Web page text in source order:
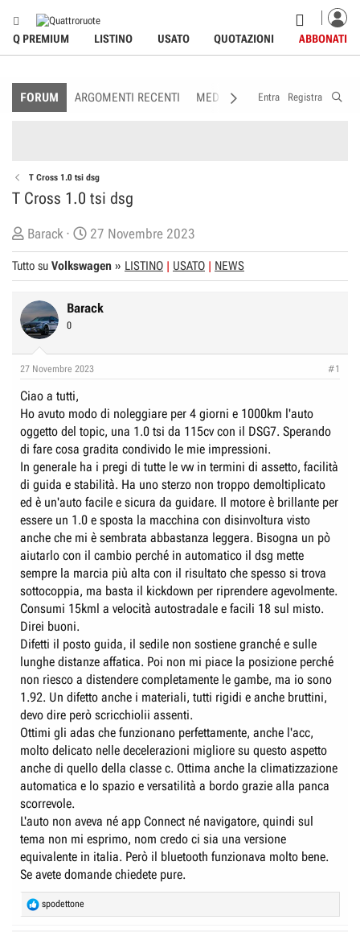
Q PREMIUM LISTINO USATO QUOTAZIONI ABBONATI
FORUM ARGOMENTI RECENTI MEDIA MEMBRI
Entra Registra
T Cross 1.0 tsi dsg
T Cross 1.0 tsi dsg
C
r
e
t
o
e
D
i
s
c
u
s
s
i
o
n
e
Barack
D
a
t
d
n
z
i
o
27 Novembre 2023
Tutto su Volkswagen » LISTINO USATO NEWS
Barack
0
27 Novembre 2023 #1
Ciao a tutti,
Ho avuto modo di noleggiare per 4 giorni e 1000km l'auto
oggetto del topic, una 1.0 tsi da 115cv con il DSG7. Sperando
di fare cosa gradita condivido le mie impressioni.
In generale ha i pregi di tutte le vw in termini di assetto, facilità
di guida e stabilità. Ha uno sterzo non troppo demoltiplicato
ed è un'auto facile e sicura da guidare. Il motore è brillante per
essere un 1.0 e sposta la macchina con disinvoltura visto
anche che mi è sembrata abbastanza leggera. Bisogna un pò
aiutarlo con il cambio perché in automatico il dsg mette
sempre la marcia più alta con il risultato che spesso si trova
sottocoppia, ma basta il kickdown per riprendere agevolmente.
Consumi 15kml a velocità autostradale e facili 18 sul misto.
Direi buoni.
Difetti il posto guida, il sedile non sostiene granché e sulle
lunghe distanze affatica. Poi non mi piace la posizione perché
non riesco a distendere completamente le gambe, ma io sono
1.92. Un difetto anche i materiali, tutti rigidi e anche bruttini,
devo dire però scricchiolii assenti.
Ottimi gli adas che funzionano perfettamente, anche l'acc,
molto delicato nelle decelerazioni migliore su questo aspetto
anche di quello della classe c. Ottima anche la climatizzazione
automatica e lo spazio e versatilità a bordo grazie alla panca
scorrevole.
L'auto non aveva né app Connect né navigatore, quindi sul
tema non mi esprimo, nom credo ci sia una versione
equivalente in italia. Però il bluetooth funzionava molto bene.
Se avete domande chiedete pure.
R
e
spodettone